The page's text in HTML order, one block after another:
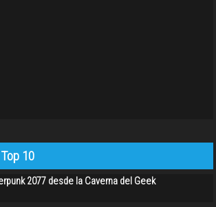
10
2077 desde la Caverna del Geek